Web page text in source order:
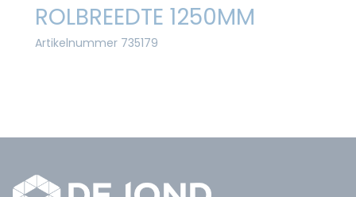
ROLBREEDTE 1250MM
Artikelnummer 735179